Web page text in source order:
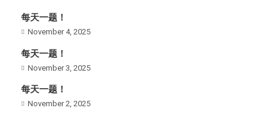
每天一题！
November 4, 2025
每天一题！
November 3, 2025
每天一题！
November 2, 2025